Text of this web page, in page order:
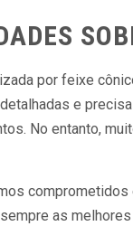
por feixe
e
No entanto,
as